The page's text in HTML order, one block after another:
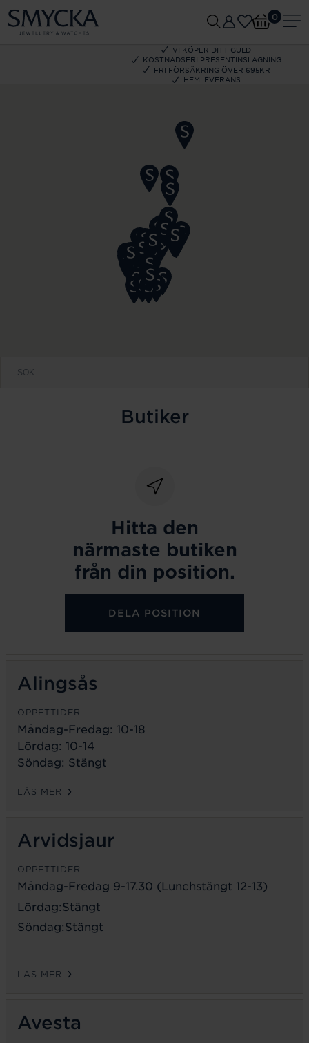
VI KÖPER DITT GULD
KOSTNADSFRI PRESENTINSLAGNING
FRI FÖRSÄKRING ÖVER 695KR
HEMLEVERANS
0
Butiker
Hitta den
närmaste butiken
från din position.
DELA POSITION
Alingsås
ÖPPETTIDER
Måndag-Fredag: 10-18
Lördag: 10-14
Söndag: Stängt
LÄS MER
Arvidsjaur
ÖPPETTIDER
Måndag-Fredag 9-17.30 (Lunchstängt 12-13)
Lördag:Stängt
Söndag:Stängt
LÄS MER
Avesta